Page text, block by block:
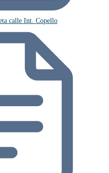
calle Int. Copello